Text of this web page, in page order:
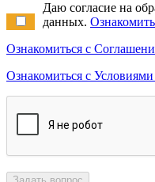
Даю согласие на
данных.
Ознакомиться с
Ознакомиться с